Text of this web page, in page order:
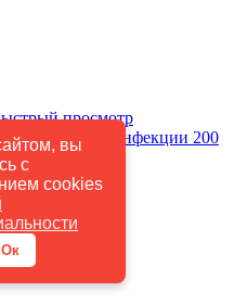
вы
с
cookies
Ок
просмотр
для дезинфекции 200